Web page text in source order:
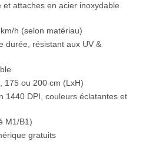
attaches en acier inoxydable
h (selon matériau)
durée, résistant aux UV &
175 ou 200 cm (LxH)
1440 DPI, couleurs éclatantes et
M1/B1)
gratuits